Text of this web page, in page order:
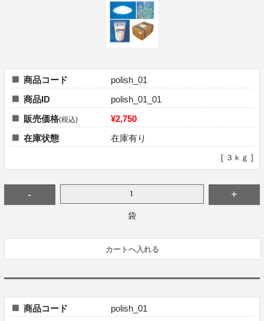
商品コード
polish_01
商品ID
polish_01_01
販売価格(税込)
¥2,750
在庫状態
在庫有り
[ ３ｋｇ ]
袋
商品コード
polish_01